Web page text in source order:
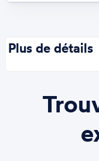
Plus de détails